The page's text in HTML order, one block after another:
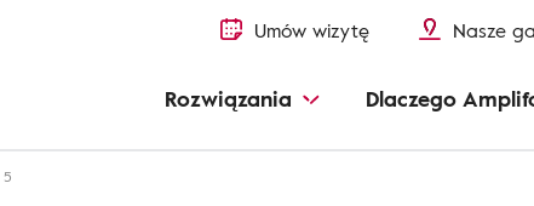
Umów wizytę Nasze
Rozwiązania Dlaczego